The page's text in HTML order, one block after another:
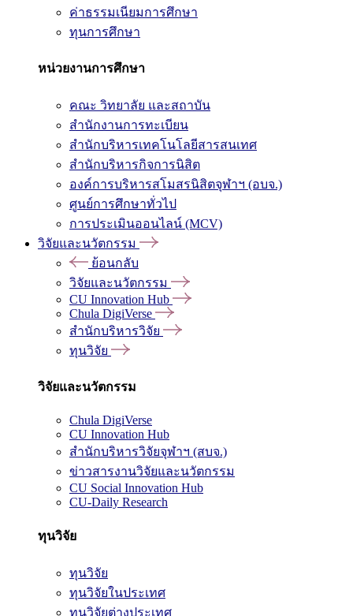
ค่าธรรมเนียมการศึกษา
ทุนการศึกษา
หน่วยงานการศึกษา
คณะ วิทยาลัย และสถาบัน
สำนักงานการทะเบียน
สำนักบริหารเทคโนโลยีสารสนเทศ
สำนักบริหารกิจการนิสิต
องค์การบริหารสโมสรนิสิตจุฬาฯ (อบจ.)
ศูนย์การศึกษาทั่วไป
การประเมินออนไลน์ (MCV)
วิจัยและนวัตกรรม
ย้อนกลับ
วิจัยและนวัตกรรม
CU Innovation Hub
Chula DigiVerse
สำนักบริหารวิจัย
ทุนวิจัย
วิจัยและนวัตกรรม
Chula DigiVerse
CU Innovation Hub
สำนักบริหารวิจัยจุฬาฯ (สบจ.)
ข่าวสารงานวิจัยและนวัตกรรม
CU Social Innovation Hub
CU-Daily Research
ทุนวิจัย
ทุนวิจัย
ทุนวิจัยในประเทศ
ทุนวิจัยต่างประเทศ